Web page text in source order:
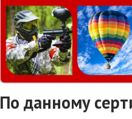
По данному